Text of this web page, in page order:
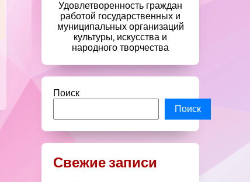
Удовлетворенность граждан
работой государственных и
муниципальных организаций
культуры, искусства и
народного творчества
Поиск
Поиск
Свежие записи